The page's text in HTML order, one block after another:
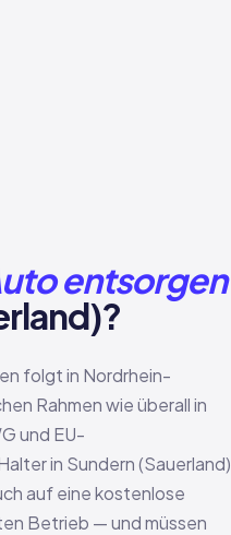
entsorgen
folgt in Nordrhein-
Rahmen wie überall in
und EU-
in Sundern (Sauerland)
auf eine kostenlose
Betrieb — und müssen